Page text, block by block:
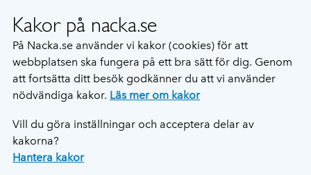
Kakor på nacka.se
På Nacka.se använder vi kakor (cookies) för att
webbplatsen ska fungera på ett bra sätt för dig. Genom
att fortsätta ditt besök godkänner du att vi använder
nödvändiga kakor. Läs mer om kakor
Vill du göra inställningar och acceptera delar av
kakorna?
Hantera kakor